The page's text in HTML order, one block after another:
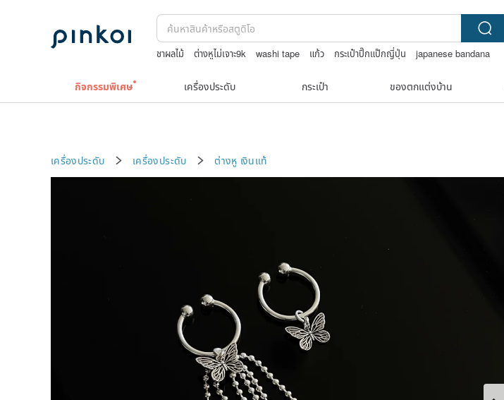
ชาผลไม้ ต่างหูไม่เจาะ9k washi tape แก้ว กระเป๋าปิ๊กแป๊กญี่ปุ่น
japanese bandana
กิจกรรมพิเศษ เครื่องประดับ กระเป๋า ของตกแต่งบ้าน
เครื่องประดับ เครื่องประดับ ต่างหู เงินแท้